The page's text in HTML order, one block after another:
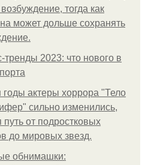
тогда как
может дольше сохранять
тренды 2023: что нового в
годы актеры хоррора "Тело
сильно изменились,
путь от подростковых
до мировых звезд.
обнимашки: